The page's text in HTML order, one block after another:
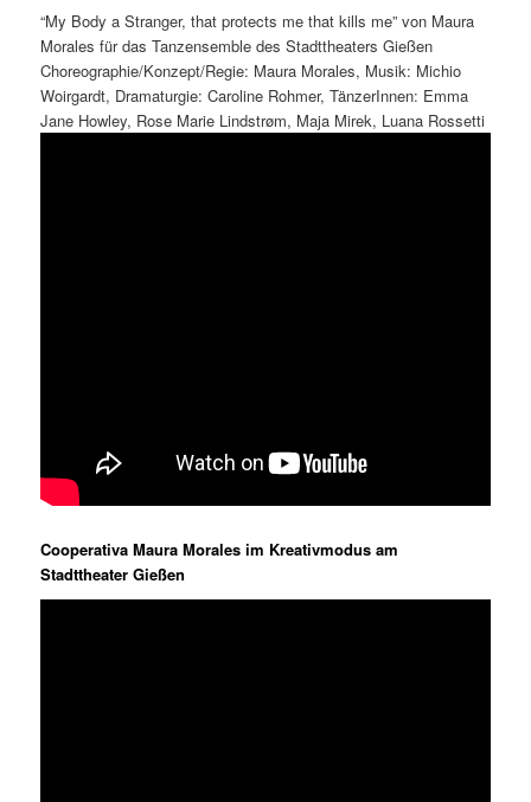
“My Body a Stranger, that protects me that kills me” von Maura
Morales für das Tanzensemble des Stadttheaters Gießen
Choreographie/Konzept/Regie: Maura Morales, Musik: Michio
Woirgardt, Dramaturgie: Caroline Rohmer, TänzerInnen: Emma
Jane Howley, Rose Marie Lindstrøm, Maja Mirek, Luana Rossetti
Cooperativa Maura Morales im Kreativmodus am
Stadttheater Gießen